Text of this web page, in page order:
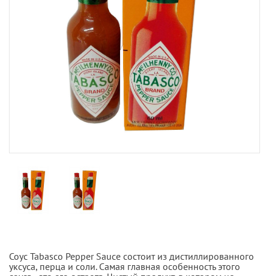
Соус Tabasco Pepper Sauce состоит из дистиллированного
уксуса, перца и соли. Самая главная особенность этого